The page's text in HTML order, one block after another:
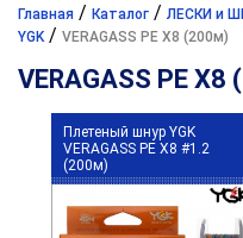
Главная / Каталог / ЛЕСКИ и
YGK/ VERAGASS PE X8 (200м)
VERAGASS PE X8
Плетеный шнур YGK
VERAGASS PE X8 #1.2
(200м)